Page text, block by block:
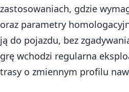
zastosowaniach, gdzie
oraz parametry
ją do pojazdu, bez
grę wchodzi regularna
trasy o zmiennym profilu